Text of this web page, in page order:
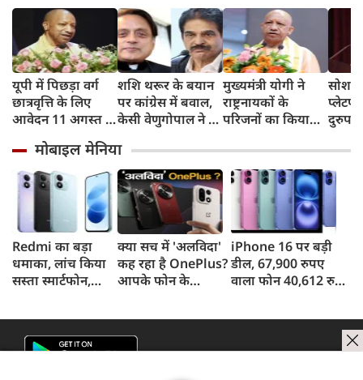
यूपी में पिछड़ा वर्ग
छात्रवृत्ति के लिए
आवेदन 11 अगस्त से,
तिथि, योगी सरकार में
छात्रों को मिला
मजबूत सहारा
शशि थरूर के बयान
पर कांग्रेस में बवाल,
केसी वेणुगोपाल ने दी
ने कसा यह तंज
मुख्यमंत्री योगी ने
राष्ट्रनायकों के
परिजनों का किया
पुस्तकों का भी हुआ
विमोचन
सोशल
फैला
ताकतें
मोबाइल मेनिया
Redmi का बड़ा
धमाका, लांच किया
सस्ता स्मार्टफोन,
क्या सच में 'अलविदा'
कह रहा है OnePlus?
आपके फोन के
iPhone 16 पर बड़ी
डील, 67,900 रुपए
वाला फोन 40,612 रुपए